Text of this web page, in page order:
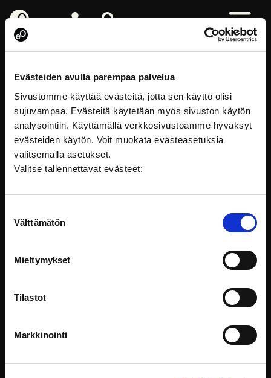
Evästeiden avulla parempaa palvelua
Sivustomme käyttää evästeitä, jotta sen käyttö olisi
sujuvampaa. Evästeitä käytetään myös sivuston käytön
analysointiin. Käyttämällä verkkosivustoamme hyväksyt
evästeiden käytön. Voit muokata evästeasetuksia
valitsemalla asetukset.
Valitse tallennettavat evästeet:
valinta
Välttämätön
Mieltymykset
Tilastot
Markkinointi
eOppiva - Homepage
Log in Search from site Open
This site is maintained by:
Yliopistonkatu 5, 00100 Helsinki